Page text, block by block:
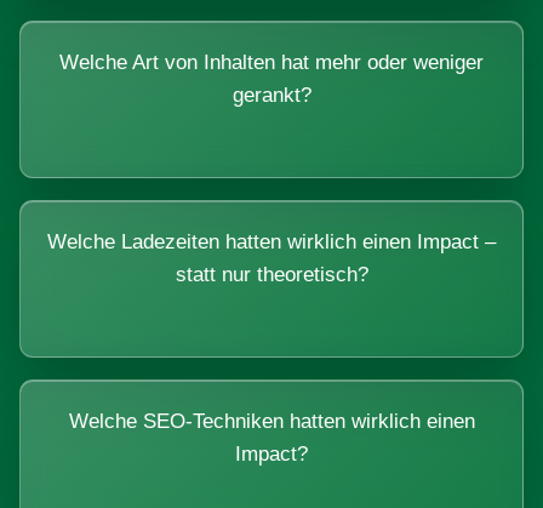
Welche Art von Inhalten hat mehr oder weniger
gerankt?
Welche Ladezeiten hatten wirklich einen Impact –
statt nur theoretisch?
Welche SEO-Techniken hatten wirklich einen
Impact?